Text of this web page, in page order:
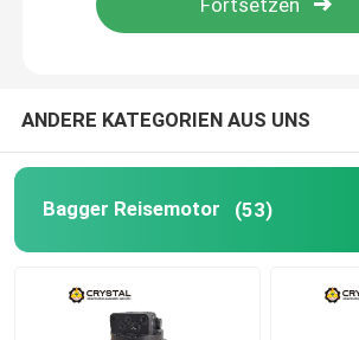
Bitte um ein Angebot
Bagger Reisemotor
ANDERE KATEGORIEN AUS UNS
Bagger Reisemotor (53)